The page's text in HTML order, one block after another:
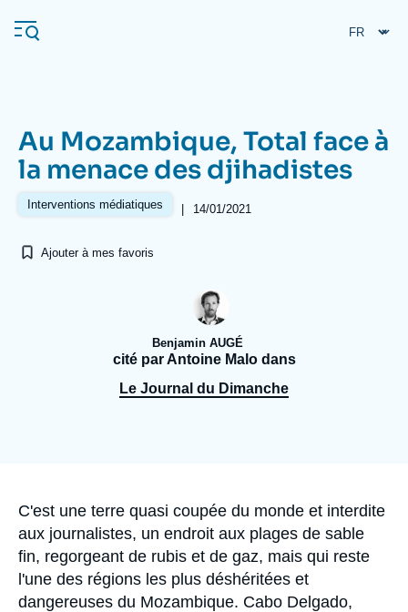
au
contenu
Navigation
principale
L'Ifri
Analyses
Proche-Orient
Au Mozambique, Total face à
la menace des djihadistes
Interventions médiatiques | 14/01/2021
Ajouter à mes favoris
Benjamin AUGÉ
cité par Antoine Malo dans
Le Journal du Dimanche
Accroche
C'est une terre quasi coupée du monde et interdite
aux journalistes, un endroit aux plages de sable
fin, regorgeant de rubis et de gaz, mais qui reste
l'une des régions les plus déshéritées et
dangereuses du Mozambique. Cabo Delgado,